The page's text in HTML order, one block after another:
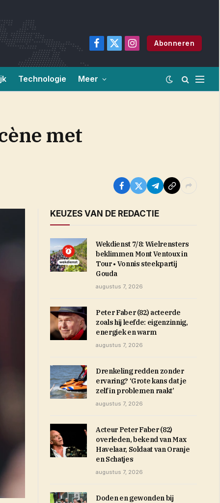
Facebook
X
Instagram
Abonneren
Technologie Meer
met
KEUZES VAN DE REDACTIE
Wekdienst 7/8: Wielrensters
beklimmen Mont Ventoux in
Tour • Vonnis steekpartij
Gouda
augustus 7, 2026
Peter Faber (82) acteerde
zoals hij leefde: eigenzinnig,
energiek en warm
augustus 7, 2026
Drenkeling redden zonder
ervaring? ‘Grote kans dat je
zelf in problemen raakt’
augustus 7, 2026
Acteur Peter Faber (82)
overleden, bekend van Max
Havelaar, Soldaat van Oranje
en Schatjes
augustus 7, 2026
Doden en gewonden bij